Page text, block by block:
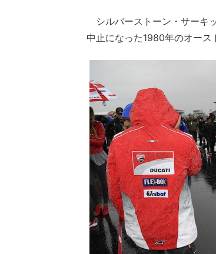
シルバーストーン・サーキ
中止になった1980年のオース